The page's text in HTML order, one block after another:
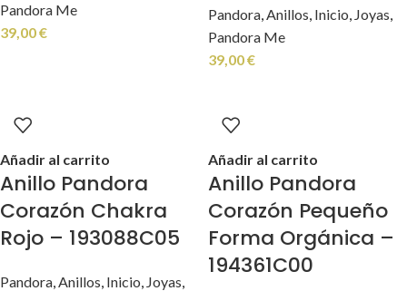
Pandora Me
39,00€
Pandora,Anillos, Inicio, Joyas,
Pandora Me
39,00€
Añadir al carrito
Anillo Pandora
Corazón Chakra
Rojo – 193088C05
Pandora,Anillos, Inicio, Joyas,
Añadir al carrito
Anillo Pandora
Corazón Pequeño
Forma Orgánica –
194361C00